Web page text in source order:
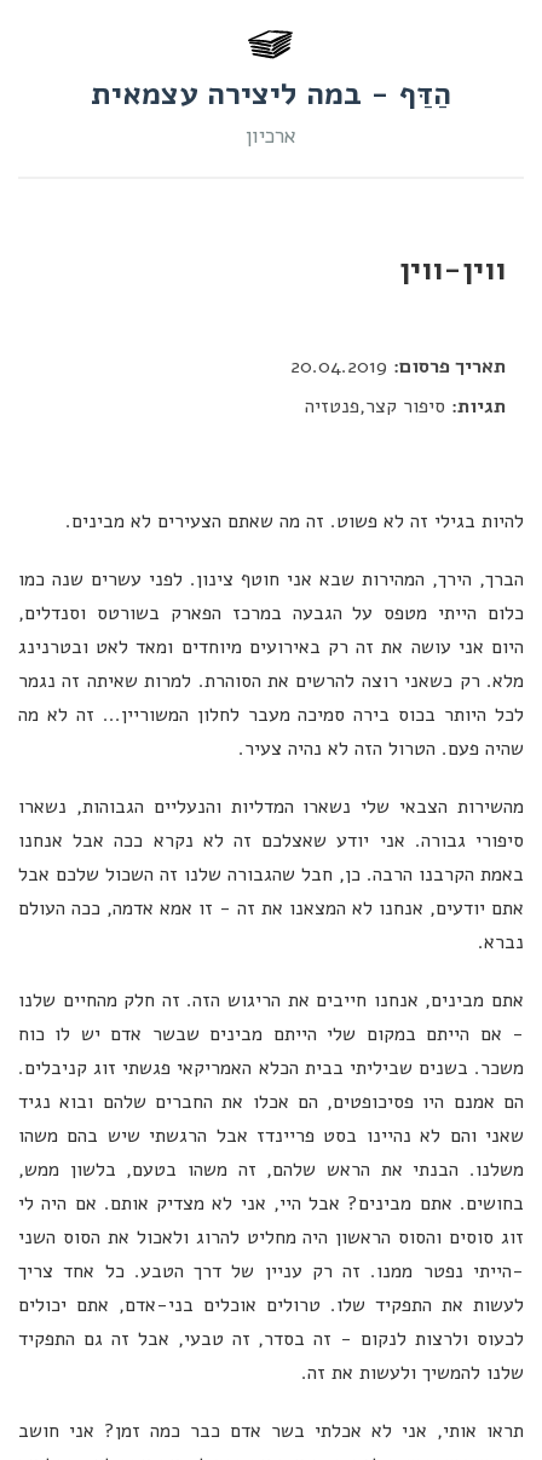
הַדַּף - במה ליצירה עצמאית
ארכיון
ווין-ווין
תאריך פרסום:
תגיות: סיפור קצר,פנטזיה
להיות בגילי זה לא פשוט. זה מה שאתם הצעירים לא מבינים.
הברך, הירך, המהירות שבא אני חוטף צינון. לפני עשרים שנה כמו
כלום הייתי מטפס על הגבעה במרכז הפארק בשורטס וסנדלים,
היום אני עושה את זה רק באירועים מיוחדים ומאד לאט ובטרנינג
מלא. רק כשאני רוצה להרשים את הסוהרת. למרות שאיתה זה נגמר
לכל היותר בכוס בירה סמיכה מעבר לחלון המשוריין... זה לא מה
שהיה פעם. הטרול הזה לא נהיה צעיר.
מהשירות הצבאי שלי נשארו המדליות והנעליים הגבוהות, נשארו
סיפורי גבורה. אני יודע שאצלכם זה לא נקרא ככה אבל אנחנו
באמת הקרבנו הרבה. כן, חבל שהגבורה שלנו זה השכול שלכם אבל
אתם יודעים, אנחנו לא המצאנו את זה - זו אמא אדמה, ככה העולם
נברא.
אתם מבינים, אנחנו חייבים את הריגוש הזה. זה חלק מהחיים שלנו
- אם הייתם במקום שלי הייתם מבינים שבשר אדם יש לו כוח
משכר. בשנים שביליתי בבית הכלא האמריקאי פגשתי זוג קניבלים.
הם אמנם היו פסיכופטים, הם אכלו את החברים שלהם ובוא נגיד
שאני והם לא נהיינו בסט פריינדז אבל הרגשתי שיש בהם משהו
משלנו. הבנתי את הראש שלהם, זה משהו בטעם, בלשון ממש,
בחושים. אתם מבינים? אבל היי, אני לא מצדיק אותם. אם היה לי
זוג סוסים והסוס הראשון היה מחליט להרוג ולאכול את הסוס השני
-הייתי נפטר ממנו. זה רק עניין של דרך הטבע. כל אחד צריך
לעשות את התפקיד שלו. טרולים אוכלים בני-אדם, אתם יכולים
לכעוס ולרצות לנקום - זה בסדר, זה טבעי, אבל זה גם התפקיד
שלנו להמשיך ולעשות את זה.
תראו אותי, אני לא אכלתי בשר אדם כבר כמה זמן? אני חושב